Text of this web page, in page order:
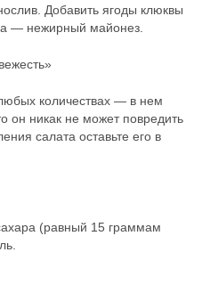
Добавить ягоды клюквы
— нежирный майонез.
количествах — в нем
он никак не может повредить
салата оставьте его в
(равный 15 граммам